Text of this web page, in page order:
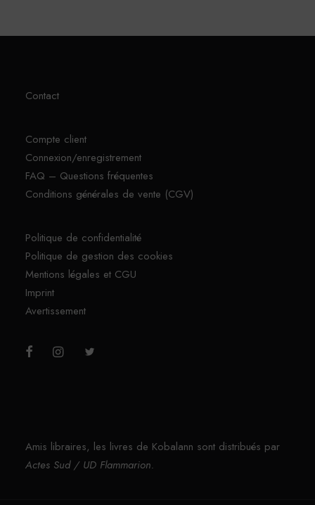
Contact
Compte client
Connexion/enregistrement
FAQ – Questions fréquentes
Conditions générales de vente (CGV)
Politique de confidentialité
Politique de gestion des cookies
Mentions légales et CGU
Imprint
Avertissement
Amis libraires, les livres de Kobalann sont distribués par
Actes Sud / UD Flammarion.